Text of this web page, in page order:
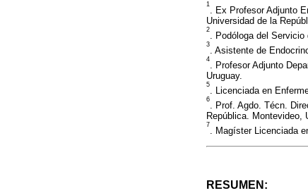
1
. Ex Profesor Adjunto
Universidad de la
2
. Podóloga del
3
. Asistente de
4
. Profesor Adjunto
Uruguay.
5
. Licenciada en
6
. Prof. Agdo. Técn.
República. Montevideo,
7
. Magíster Licenciada
RESUMEN: